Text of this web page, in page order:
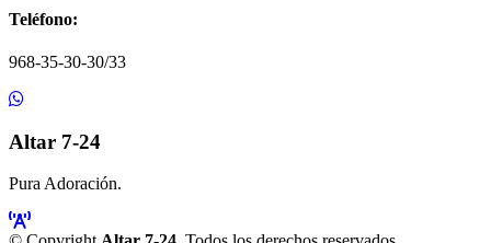
Teléfono:
968-35-30-30/33
Altar 7-24
Pura Adoración.